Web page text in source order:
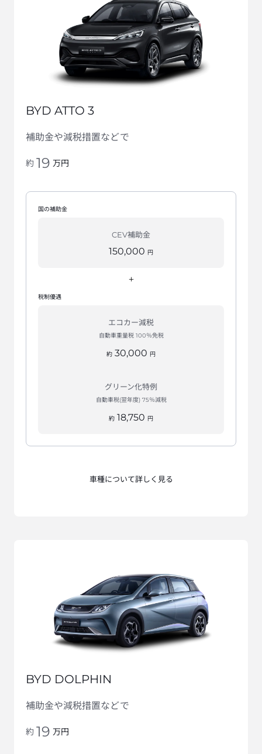
BYD ATTO 3
補助金や減税措置などで
約 19 万円
国の補助金
CEV補助金
150,000 円
+
税制優遇
エコカー減税
自動車重量税 100％免税
約 30,000 円
グリーン化特例
自動車税(翌年度) 75％減税
約 18,750 円
車種について詳しく見る
BYD DOLPHIN
補助金や減税措置などで
約 19 万円